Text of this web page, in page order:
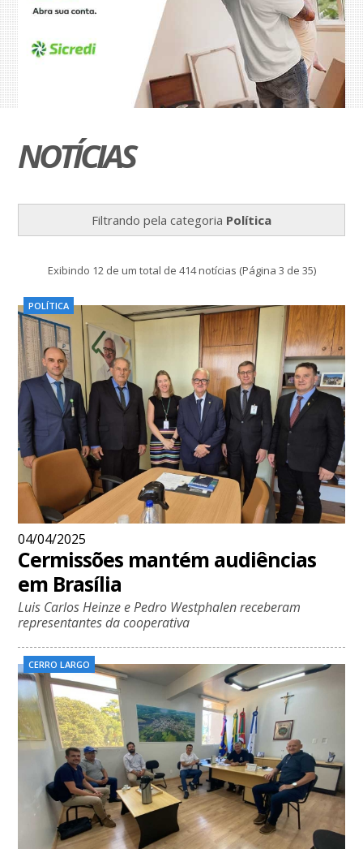
NOTÍCIAS
Filtrando pela categoria Política
Exibindo 12 de um total de 414 notícias (Página 3 de 35)
POLÍTICA
04/04/2025
Cermissões mantém audiências
em Brasília
Luis Carlos Heinze e Pedro Westphalen receberam
representantes da cooperativa
CERRO LARGO